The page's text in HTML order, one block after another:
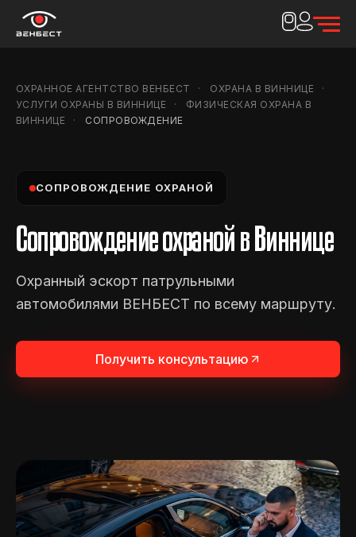
ОХРАННОЕ АГЕНТСТВО ВЕНБЕСТ
ОХРАНА В ВИННИЦЕ
УСЛУГИ ОХРАНЫ В ВИННИЦЕ
ФИЗИЧЕСКАЯ ОХРАНА В
ВИННИЦЕ
СОПРОВОЖДЕНИЕ
СОПРОВОЖДЕНИЕ ОХРАНОЙ
Сопровождение охраной в Виннице
Охранный эскорт патрульными
автомобилями ВЕНБЕСТ по всему маршруту.
Получить консультацию